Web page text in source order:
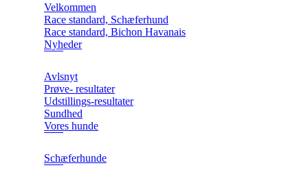
Velkommen
Race standard, Schæferhund
Race standard, Bichon Havanais
Nyheder
Avlsnyt
Prøve- resultater
Udstillings-resultater
Sundhed
Vores hunde
Schæferhunde